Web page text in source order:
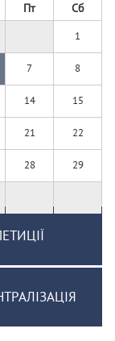
Пт Сб
1
7 8
14 15
21 22
28 29